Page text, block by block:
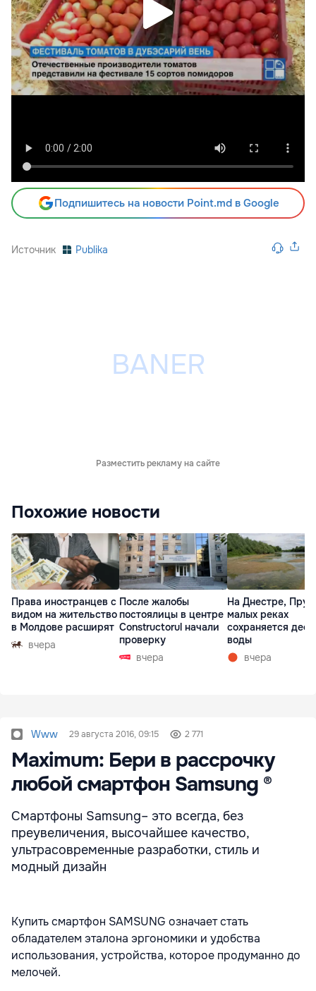
Подпишитесь на новости Point.md в Google
Источник Publika
Разместить рекламу на сайте
Похожие новости
Права иностранцев с
видом на жительство
в Молдове расширят
вчера
После жалобы
постоялицы в центре
Constructorul начали
проверку
вчера
На Днестре,
малых реках
сохраняется
воды
вчера
Www 29 августа 2016, 09:15 2 771
Maximum: Бери в рассрочку
любой смартфон Samsung ®
Смартфоны Samsung– это всегда, без
преувеличения, высочайшее качество,
ультрасовременные разработки, стиль и
модный дизайн
Купить смартфон SAMSUNG означает стать
обладателем эталона эргономики и удобства
использования, устройства, которое продуманно до
мелочей.